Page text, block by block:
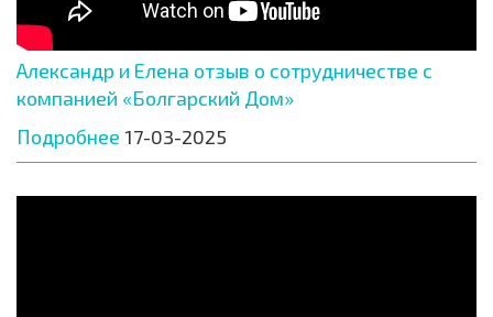
Александр и Елена отзыв о сотрудничестве с
компанией «Болгарский Дом»
Подробнее 17-03-2025